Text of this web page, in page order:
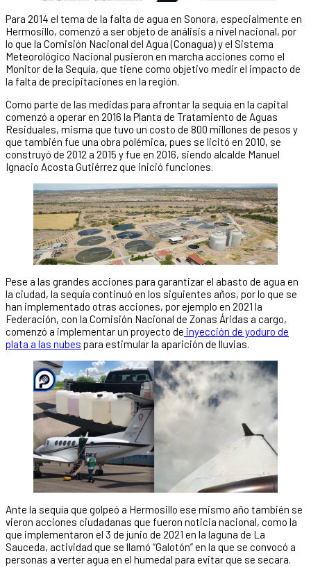
Para 2014 el tema de la falta de agua en Sonora, especialmente en
Hermosillo, comenzó a ser objeto de análisis a nivel nacional, por
lo que la Comisión Nacional del Agua (Conagua) y el Sistema
Meteorológico Nacional pusieron en marcha acciones como el
Monitor de la Sequía, que tiene como objetivo medir el impacto de
la falta de precipitaciones en la región.
Como parte de las medidas para afrontar la sequía en la capital
comenzó a operar en 2016 la Planta de Tratamiento de Aguas
Residuales, misma que tuvo un costo de 800 millones de pesos y
que también fue una obra polémica, pues se licitó en 2010, se
construyó de 2012 a 2015 y fue en 2016, siendo alcalde Manuel
Ignacio Acosta Gutiérrez que inició funciones.
Pese a las grandes acciones para garantizar el abasto de agua en
la ciudad, la sequía continuó en los siguientes años, por lo que se
han implementado otras acciones, por ejemplo en 2021 la
Federación, con la Comisión Nacional de Zonas Áridas a cargo,
comenzó a implementar un proyecto de inyección de yoduro de
plata a las nubes para estimular la aparición de lluvias.
Ante la sequía que golpeó a Hermosillo ese mismo año también se
vieron acciones ciudadanas que fueron noticia nacional, como la
que implementaron el 3 de junio de 2021 en la laguna de La
Sauceda, actividad que se llamó “Galotón” en la que se convocó a
personas a verter agua en el humedal para evitar que se secara.